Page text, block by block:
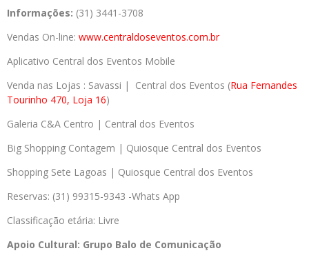
Informações: (31) 3441-3708
Vendas On-line: www.centraldoseventos.com.br
Aplicativo Central dos Eventos Mobile
Venda nas Lojas : Savassi | Central dos Eventos (Rua Fernandes
Tourinho 470, Loja 16)
Galeria C&A Centro | Central dos Eventos
Big Shopping Contagem | Quiosque Central dos Eventos
Shopping Sete Lagoas | Quiosque Central dos Eventos
Reservas: (31) 99315-9343 -Whats App
Classificação etária: Livre
Apoio Cultural: Grupo Balo de Comunicação